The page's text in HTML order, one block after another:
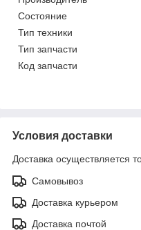
Состояние
Тип техники
Тип запчасти
Код запчасти
Условия доставки
Доставка осуществляется
Самовывоз
Доставка курьером
Доставка почтой